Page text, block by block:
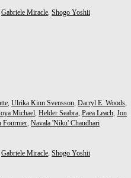
Gabriele Miracle, Shogo Yoshii
, Ulrika Kinn Svensson, Darryl E. Woods,
Michael, Helder Seabra, Paea Leach, Jon
Fournier, Navala 'Niku' Chaudhari
Gabriele Miracle, Shogo Yoshii